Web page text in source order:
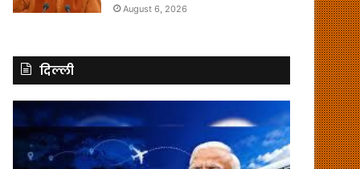
August 6, 2026
दिल्ली